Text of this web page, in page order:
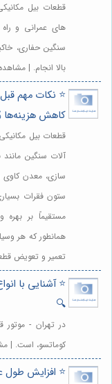
قطعات بیل
های عمرانی و
سنگین حفاری،
بالا انجام. |
⭐️ نکات مهم
کاهش هزینه‌ها
قطعات بیل
آلات سنگین
سازی، معدن
ستون فقرات
مستقیماً بر
همانطور که هر
تعمیر و تعویض
⭐️ آشنایی با
🔍
در تهران - موتور
کوماتسو، است. |
⭐️ افزایش طول